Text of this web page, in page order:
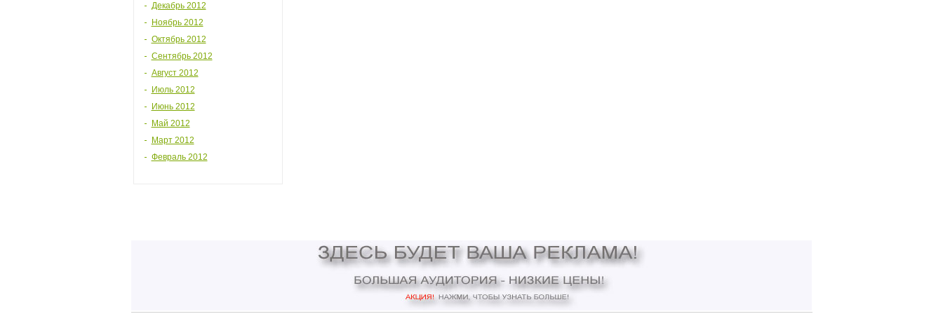
Декабрь 2012
Ноябрь 2012
Октябрь 2012
Сентябрь 2012
Август 2012
Июль 2012
Июнь 2012
Май 2012
Март 2012
Февраль 2012